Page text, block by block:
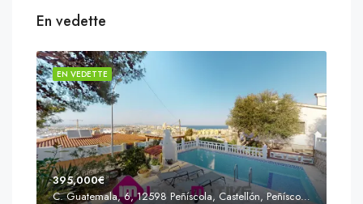
En vedette
EN VEDETTE
395,000€
C. Guatemala, 6, 12598 Peñíscola, Castellón, Peñíscola, Communauté valencienne